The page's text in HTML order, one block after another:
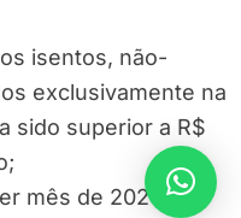
isentos, não-
exclusivamente na
sido superior a R$
mês de 2020,